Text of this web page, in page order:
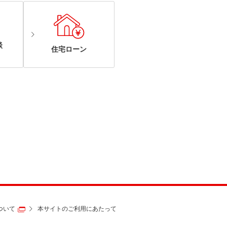
住宅ローン
いて
本サイトのご利用にあたって